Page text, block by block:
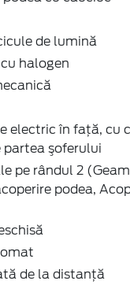
de lumină
halogen
electric în faţă, cu
partea şoferului
pe rândul 2
podea,
de la distanţă